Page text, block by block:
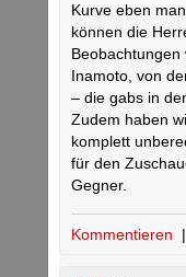
Kurve eben
können die
Inamoto, von
– die gabs in
Zudem haben
komplett
für den
Gegner.
Kommentieren |